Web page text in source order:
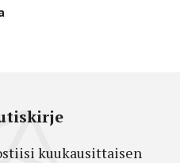
kuukausittaisen